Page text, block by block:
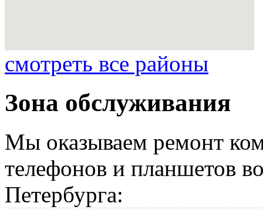
смотреть все районы
Зона обслуживания
Мы оказываем ремонт
телефонов и планшетов
Петербурга: